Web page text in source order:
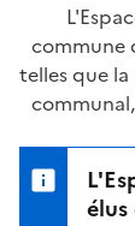
commune
telles que